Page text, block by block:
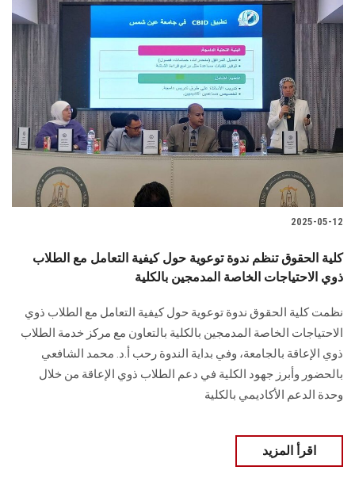
2025-05-12
كلية الحقوق تنظم ندوة توعوية حول كيفية التعامل مع الطلاب
ذوي الاحتياجات الخاصة المدمجين بالكلية
نظمت كلية الحقوق ندوة توعوية حول كيفية التعامل مع الطلاب ذوي
الاحتياجات الخاصة المدمجين بالكلية بالتعاون مع مركز خدمة الطلاب
ذوي الإعاقة بالجامعة، وفي بداية الندوة رحب أ.د. محمد الشافعي
بالحضور وأبرز جهود الكلية في دعم الطلاب ذوي الإعاقة من خلال
وحدة الدعم الأكاديمي بالكلية
اقرأ المزيد